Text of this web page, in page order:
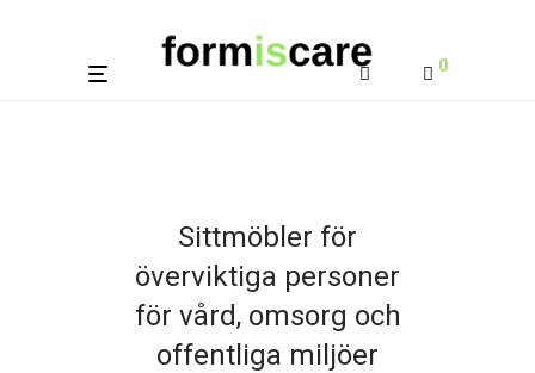
0
Sittmöbler för
överviktiga personer
för vård, omsorg och
offentliga miljöer